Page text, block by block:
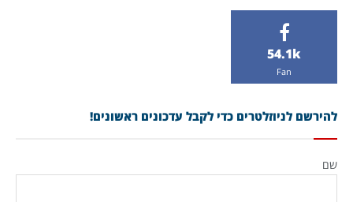
54.1k
Fan
להירשם לניוזלטרים כדי לקבל עדכונים ראשונים!
שם